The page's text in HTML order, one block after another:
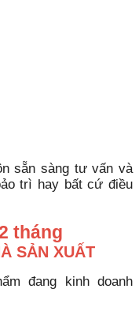
sẵn sàng tư vấn và
trì hay bất cứ điều
tháng
SẢN XUẤT
đang kinh doanh